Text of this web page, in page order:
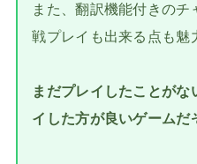
また、翻訳機能付きの
戦プレイも出来る点も魅
まだプレイしたことが
イした方が良いゲームだ